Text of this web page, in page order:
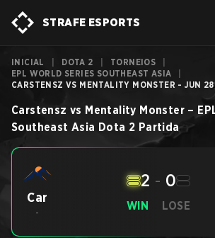
STRAFE ESPORTS
INICIAL DOTA 2 TORNEIOS
EPL WORLD SERIES SOUTHEAST ASIA
CARSTENSZ VS MENTALITY MONSTER - JUN
Carstensz vs Mentality Monster –
Southeast Asia Dota 2 Partida
Car
-
WIN
2 - 0
LOSE